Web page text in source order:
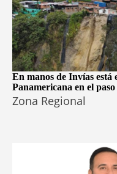
En manos de Invías
Panamericana en el
Zona Regional